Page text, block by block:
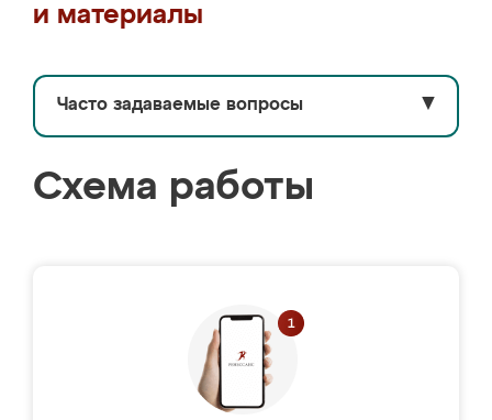
и материалы
Часто задаваемые вопросы ▼
Схема работы